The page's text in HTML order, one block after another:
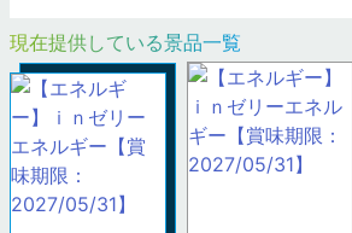
現在提供している景品一覧